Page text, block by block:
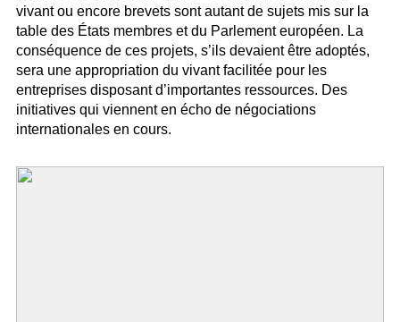
vivant ou encore brevets sont autant de sujets mis sur la
table des États membres et du Parlement européen. La
conséquence de ces projets, s’ils devaient être adoptés,
sera une appropriation du vivant facilitée pour les
entreprises disposant d’importantes ressources. Des
initiatives qui viennent en écho de négociations
internationales en cours.